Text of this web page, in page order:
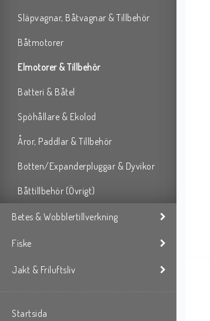
Släpvagnar, Båtvagnar & Tillbehör
Båtmotorer
Elmotorer & Tillbehör
Batteri & Båtel
Spöhållare & Ekolod
Åror, Paddlar & Tillbehör
Botten/Expanderpluggar & Dyvikor
Båttillbehör (Övrigt)
Betes & Wobblertillverkning
Fiske
Jakt & Friluftsliv
Startsida